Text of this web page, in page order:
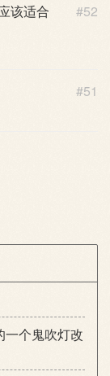
#52
该适合
#51
一个鬼吹灯改